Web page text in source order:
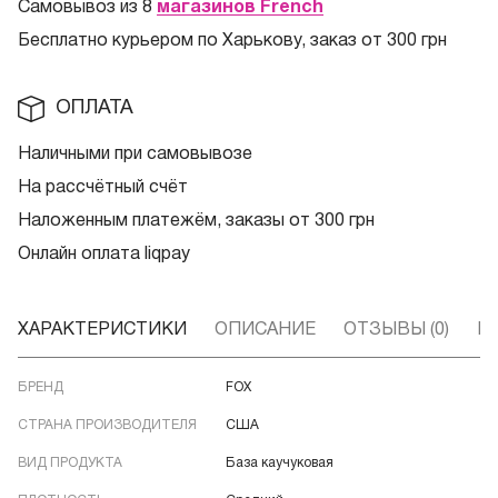
Самовывоз из 8 магазинов French
Бесплатно курьером по Харькову, заказ от 300 грн
ОПЛАТА
Наличными при самовывозе
На рассчётный счёт
Наложенным платежём, заказы от 300 грн
Онлайн оплата liqpay
ХАРАКТЕРИСТИКИ ОПИСАНИЕ ОТЗЫВЫ (0)
БРЕНД FOX
СТРАНА ПРОИЗВОДИТЕЛЯ США
ВИД ПРОДУКТА База каучуковая